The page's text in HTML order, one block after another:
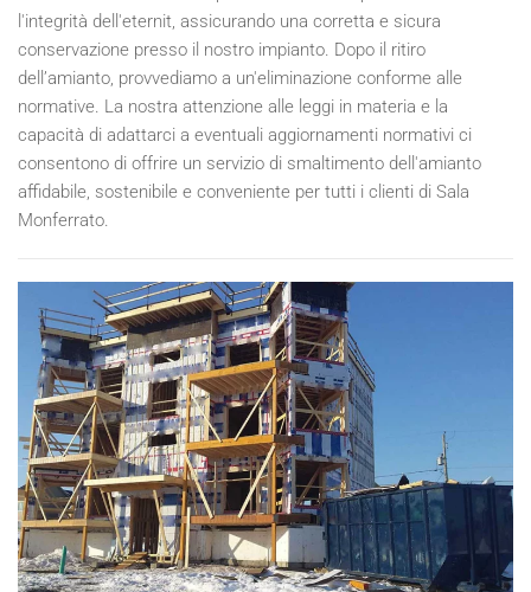
l'integrità dell'eternit, assicurando una corretta e sicura
conservazione presso il nostro impianto. Dopo il ritiro
dell’amianto, provvediamo a un'eliminazione conforme alle
normative. La nostra attenzione alle leggi in materia e la
capacità di adattarci a eventuali aggiornamenti normativi ci
consentono di offrire un servizio di smaltimento dell'amianto
affidabile, sostenibile e conveniente per tutti i clienti di Sala
Monferrato.